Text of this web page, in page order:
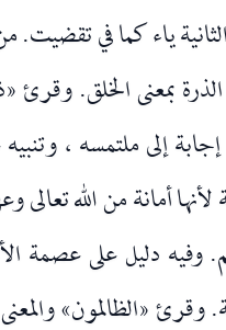
ياء كما في تقضيت.
بمعنى الخلق.
إجابة إلى ملتمسه ،
أمانة من الله
وفيه دليل على عصمة
وقرئ «الظالمون»